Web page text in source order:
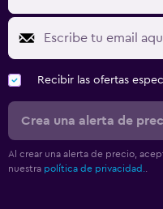
Recibir las ofertas
Crea una alerta de
Al crear una alerta de precio,
nuestra política de privacidad.